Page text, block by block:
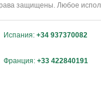
защищены. Любое
Испания: +34 937370082
Франция: +33 422840191